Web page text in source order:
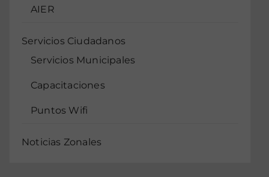
AIER
Servicios Ciudadanos
Servicios Municipales
Capacitaciones
Puntos Wifi
Noticias Zonales